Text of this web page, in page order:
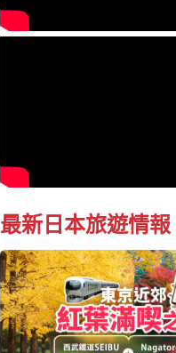
最新日本旅遊情報